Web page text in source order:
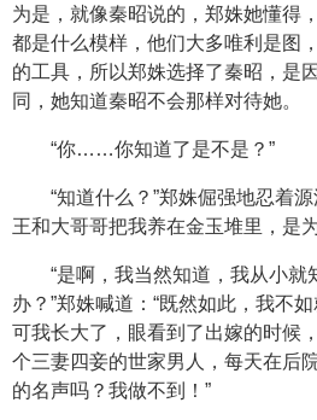
为是，就像秦昭说的，郑姝她懂得
都是什么模样，他们大多唯利是图
的工具，所以郑姝选择了秦昭，是
同，她知道秦昭不会那样对待她。
“你……你知道了是不是？”
“知道什么？”郑姝倔强地忍着
王和大哥哥把我养在金玉堆里，是
“是啊，我当然知道，我从小就
办？”郑姝喊道：“既然如此，我不
可我长大了，眼看到了出嫁的时候
个三妻四妾的世家男人，每天在后
的名声吗？我做不到！”